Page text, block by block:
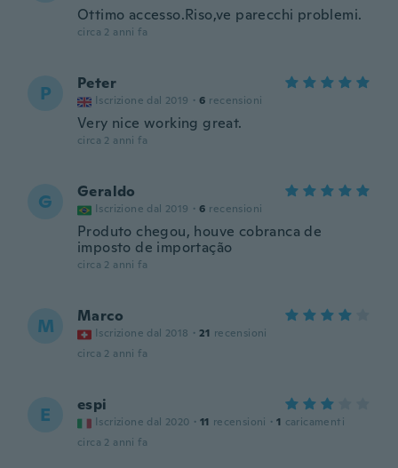
Ottimo accesso.Riso,ve parecchi problemi.
circa 2 anni fa
P Peter
Iscrizione dal 2019 · 6 recensioni
Very nice working great.
circa 2 anni fa
G Geraldo
Iscrizione dal 2019 · 6 recensioni
Produto chegou, houve cobranca de
imposto de importação
circa 2 anni fa
M Marco
Iscrizione dal 2018 · 21 recensioni
circa 2 anni fa
E espi
Iscrizione dal 2020 · 11 recensioni · 1 caricamenti
circa 2 anni fa